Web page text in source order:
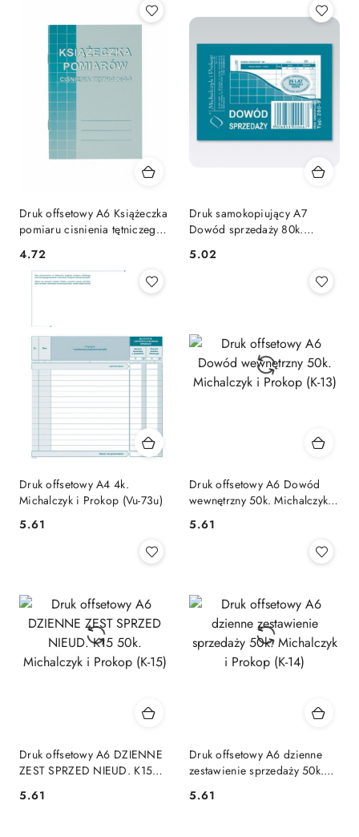
Druk offsetowy A6 Książeczka
pomiaru cisnienia tętniczego
Cena:
4.72
Druk samokopiujący A7
Dowód sprzedaży 80k.
Cena:
5.02
Druk offsetowy A4 4k.
Michalczyk i Prokop (Vu-73u)
Cena:
5.61
Druk offsetowy A6 Dowód
wewnętrzny 50k. Michalczyk i
Cena:
5.61
Druk offsetowy A6 DZIENNE
ZEST SPRZED NIEUD. K15
15)
Cena:
5.61
Druk offsetowy A6 dzienne
zestawienie sprzedaży 50k.
Cena:
5.61